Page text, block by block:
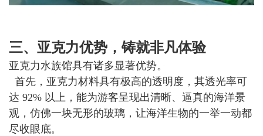
三、亚克力优势，铸就非凡体验
亚克力水族馆具有诸多显著优势。
首先，亚克力材料具有极高的透明度，其透光率可
达 92% 以上，能为游客呈现出清晰、逼真的海洋景
观，仿佛一块无形的玻璃，让海洋生物的一举一动都
尽收眼底。